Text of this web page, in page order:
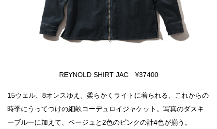
REYNOLD SHIRT JAC ¥37400
15ウェル、8オンスゆえ、柔らかくライトに着られる、これからの
時季にうってつけの細畝コーデュロイジャケット。写真のダスキ
ーブルーに加えて、ベージュと2色のピンクの計4色が揃う。